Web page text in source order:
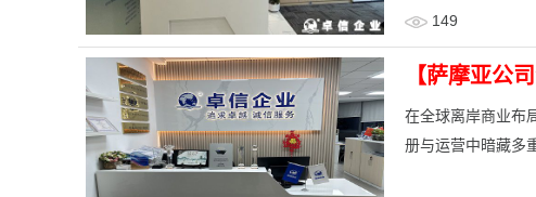
149
【萨摩亚公
在全球离岸商业布
册与运营中暗藏多